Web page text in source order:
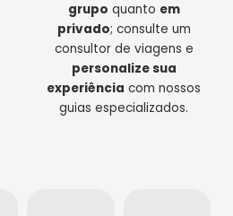
grupo quanto em
privado; consulte um
consultor de viagens e
personalize sua
experiência com nossos
guias especializados.